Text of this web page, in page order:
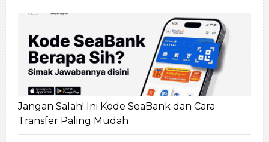
Jangan Salah! Ini Kode SeaBank dan Cara
Transfer Paling Mudah